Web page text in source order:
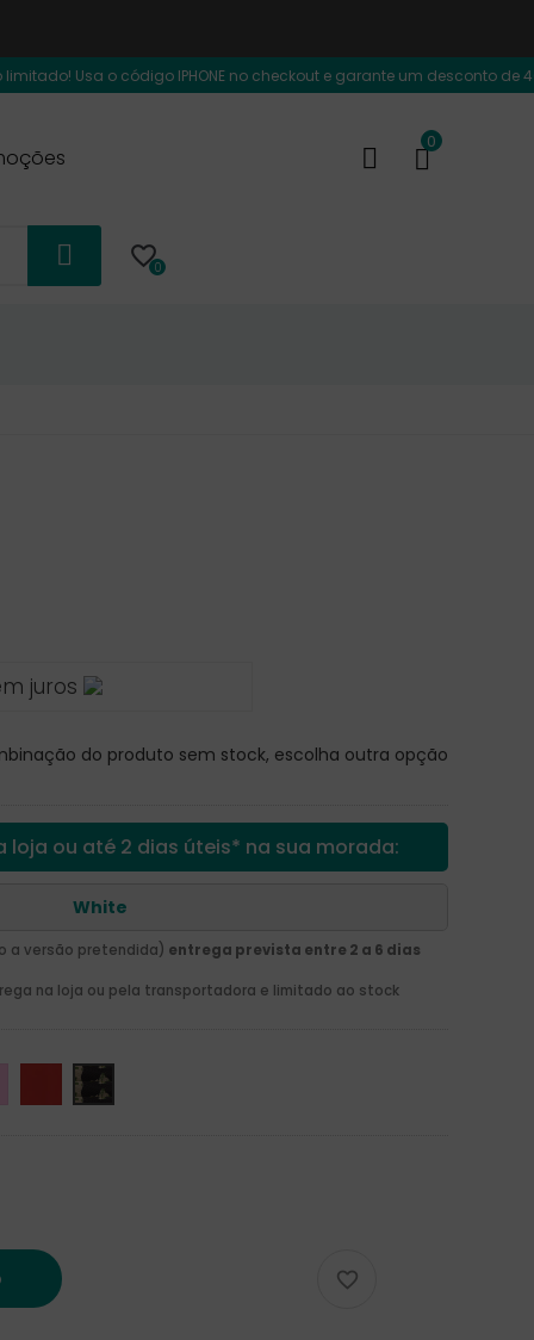
o código IPHONE no checkout e garante um desconto de 40€
0
0
juros
do produto sem stock, escolha outra opção
loja ou até 2 dias úteis* na sua morada:
White
a versão pretendida) entrega prevista entre 2 a 6 dias
na loja ou pela transportadora e limitado ao stock
Squad
